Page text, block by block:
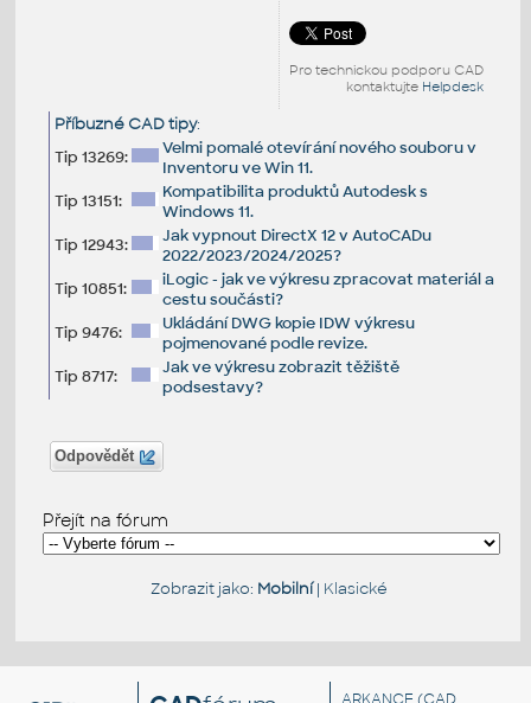
Pro technickou podporu CAD
kontaktujte Helpdesk
Příbuzné CAD tipy:
Tip 13269:
Velmi pomalé otevírání nového souboru v
Inventoru ve Win 11.
Tip 13151:
Kompatibilita produktů Autodesk s
Windows 11.
Tip 12943:
Jak vypnout DirectX 12 v AutoCADu
2022/2023/2024/2025?
Tip 10851:
iLogic - jak ve výkresu zpracovat materiál a
cestu součásti?
Tip 9476:
Ukládání DWG kopie IDW výkresu
pojmenované podle revize.
Tip 8717:
Jak ve výkresu zobrazit těžiště
podsestavy?
Odpovědět
Přejít na fórum
Zobrazit jako: Mobilní| Klasické